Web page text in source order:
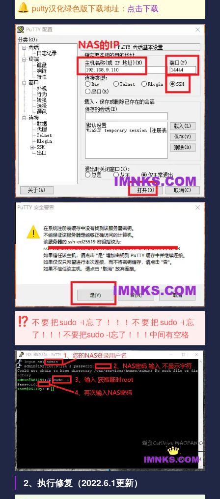
putty汉化绿色版下载地址： 点击下载
不要把sudo -i忘了！！！不要把sudo -i忘
了！！！不要把sudo -i忘了！！！中间有空格
2、执行修复（2022.6.1更新）